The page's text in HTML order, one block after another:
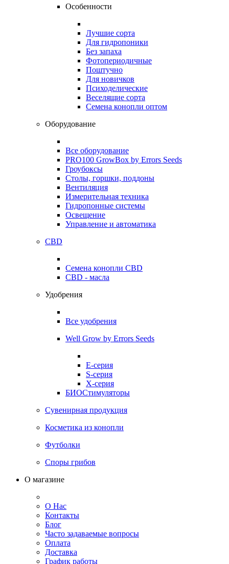
Особенности
Лучшие сорта
Для гидропоники
Без запаха
Фотопериодичные
Поштучно
Для новичков
Психоделические
Веселящие сорта
Семена конопли оптом
Оборудование
Все оборудование
PRO100 GrowBox by Errors Seeds
Гроубоксы
Столы, горшки, поддоны
Вентиляция
Измерительная техника
Гидропонные системы
Освещение
Управление и автоматика
CBD
Семена конопли CBD
CBD - масла
Удобрения
Все удобрения
Well Grow by Errors Seeds
E-серия
S-серия
X-серия
БИОСтимуляторы
Сувенирная продукция
Косметика из конопли
Футболки
Споры грибов
О магазине
О Нас
Контакты
Блог
Часто задаваемые вопросы
Оплата
Доставка
График работы